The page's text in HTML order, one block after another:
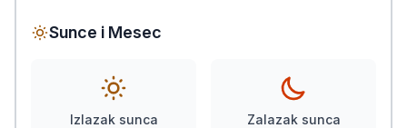
Sunce i Mesec
Izlazak sunca Zalazak sunca